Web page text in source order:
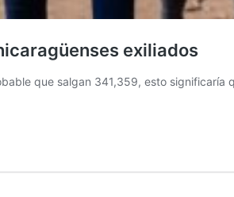
exiliados
que salgan 341,359, esto